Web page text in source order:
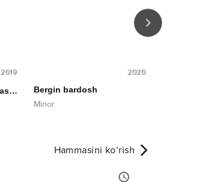
2019
Sen bo'lmasang boshqasiNew version
2020
Bergin bardosh
Minor
Hammasini ko‘rish